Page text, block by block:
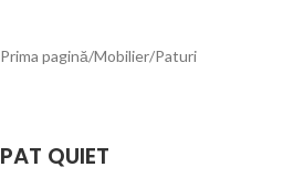
Prima pagină/Mobilier/Paturi
PAT QUIET